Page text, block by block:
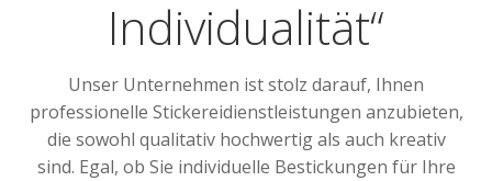
Individualität“
Unser Unternehmen ist stolz darauf, Ihnen
professionelle Stickereidienstleistungen anzubieten,
die sowohl qualitativ hochwertig als auch kreativ
sind. Egal, ob Sie individuelle Bestickungen für Ihre